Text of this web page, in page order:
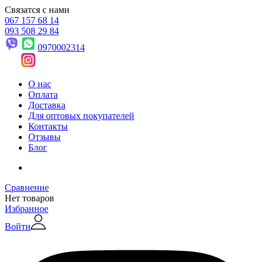
Связатся с нами
067 157 68 14
093 508 29 84
0970002314
О нас
Оплата
Доставка
Для оптовых покупателей
Контакты
Отзывы
Блог
Сравнение
Нет товаров
Избранное
Войти